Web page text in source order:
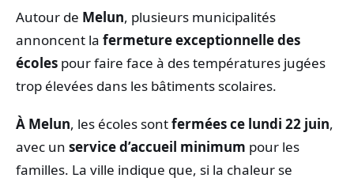
Autour de Melun, plusieurs municipalités
annoncent la fermeture exceptionnelle des
écoles pour faire face à des températures jugées
trop élevées dans les bâtiments scolaires.
À Melun, les écoles sontfermées ce lundi 22 juin,
avec un service d’accueil minimum pour les
familles. La ville indique que, si la chaleur se